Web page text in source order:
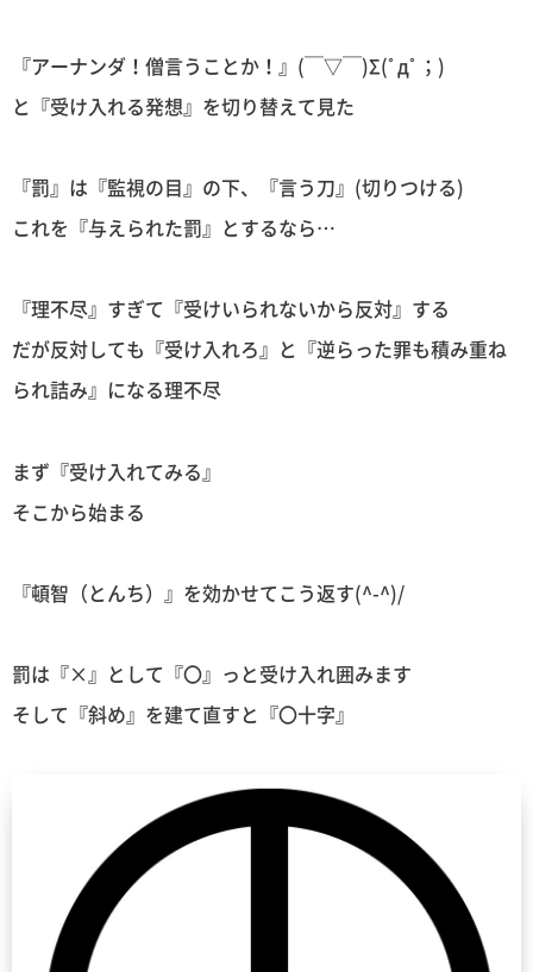
『アーナンダ！僧言うことか！』(￣▽￣)Σ(ﾟдﾟ；)
と『受け入れる発想』を切り替えて見た
『罰』は『監視の目』の下、『言う刀』(切りつける)
これを『与えられた罰』とするなら…
『理不尽』すぎて『受けいられないから反対』する
だが反対しても『受け入れろ』と『逆らった罪も積み重ね
られ詰み』になる理不尽
まず『受け入れてみる』
そこから始まる
『頓智（とんち）』を効かせてこう返す(^-^)/
罰は『×』として『〇』っと受け入れ囲みます
そして『斜め』を建て直すと『〇十字』